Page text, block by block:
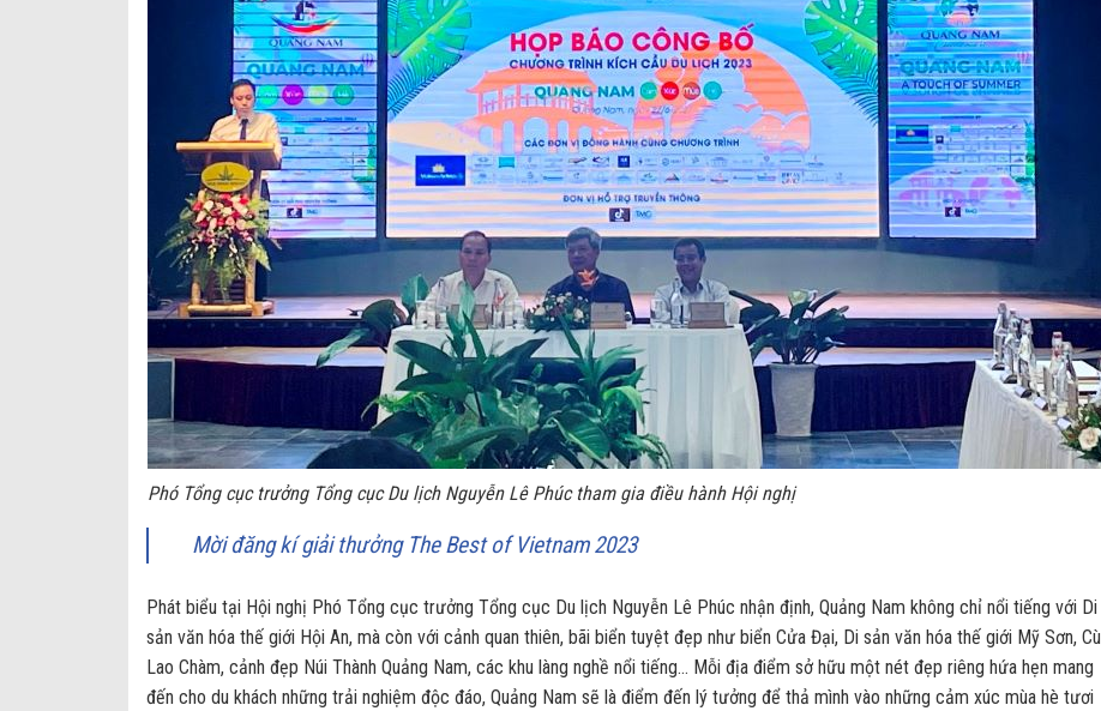
Phó Tổng cục trưởng Tổng cục Du lịch Nguyễn Lê Phúc tham gia điều hành Hội nghị
Mời đăng kí giải thưởng The Best of Vietnam 2023
Phát biểu tại Hội nghị Phó Tổng cục trưởng Tổng cục Du lịch Nguyễn Lê Phúc nhận định, Quảng Nam không chỉ nổi tiếng với Di
sản văn hóa thế giới Hội An, mà còn với cảnh quan thiên, bãi biển tuyệt đẹp như biển Cửa Đại, Di sản văn hóa thế giới Mỹ Sơn, Cù
Lao Chàm, cảnh đẹp Núi Thành Quảng Nam, các khu làng nghề nổi tiếng… Mỗi địa điểm sở hữu một nét đẹp riêng hứa hẹn mang
đến cho du khách những trải nghiệm độc đáo, Quảng Nam sẽ là điểm đến lý tưởng để thả mình vào những cảm xúc mùa hè tươi